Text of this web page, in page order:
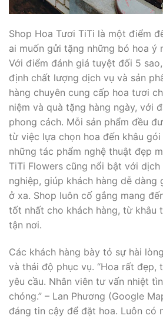
Shop Hoa Tươi TiTi là một điểm
ai muốn gửi tặng những bó hoa ý
Với điểm đánh giá tuyệt đối 5
định chất lượng dịch vụ và sản
hàng chuyên cung cấp hoa tươi
niệm và quà tặng hàng ngày, với
phong cách. Mỗi sản phẩm đều
từ việc lựa chọn hoa đến khâu gói
những tác phẩm nghệ thuật đẹp
TiTi Flowers cũng nổi bật với
nghiệp, giúp khách hàng dễ dàng
ở xa. Shop luôn cố gắng mang
tốt nhất cho khách hàng, từ khâu
tận nơi.
Các khách hàng bày tỏ sự hài
và thái độ phục vụ. “Hoa rất đẹp,
yêu cầu. Nhân viên tư vấn nhiệt
chóng.” – Lan Phương (Google
đáng tin cậy để đặt hoa. Luôn có